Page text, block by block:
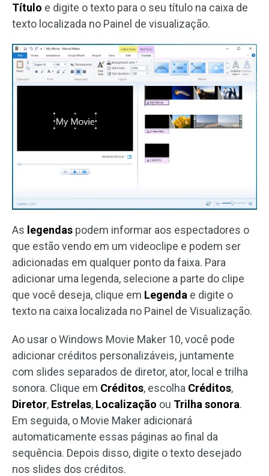
Título e digite o texto para o seu título na caixa de
texto localizada no Painel de visualização.
As legendas podem informar aos espectadores o
que estão vendo em um videoclipe e podem ser
adicionadas em qualquer ponto da faixa. Para
adicionar uma legenda, selecione a parte do clipe
que você deseja, clique em Legenda e digite o
texto na caixa localizada no Painel de Visualização.
Ao usar o Windows Movie Maker 10, você pode
adicionar créditos personalizáveis, juntamente
com slides separados de diretor, ator, local e trilha
sonora. Clique em Créditos, escolha Créditos,
Diretor, Estrelas, Localização ou Trilha sonora.
Em seguida, o Movie Maker adicionará
automaticamente essas páginas ao final da
sequência. Depois disso, digite o texto desejado
nos slides dos créditos.